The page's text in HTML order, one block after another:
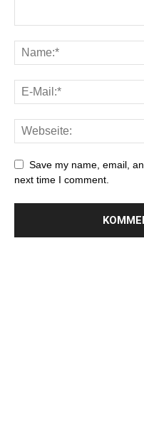
Save my name, email,
next time I comment.